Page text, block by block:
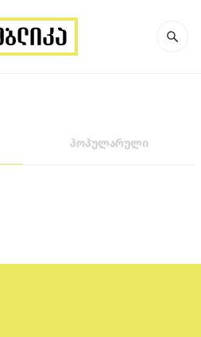
პოპულარული